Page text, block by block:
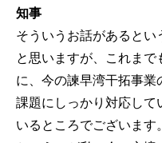
知事
そういうお話があると
と思いますが、これまで
に、今の諫早湾干拓事
課題にしっかり対応して
いるところでございます